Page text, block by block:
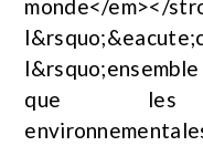
monde</
que les